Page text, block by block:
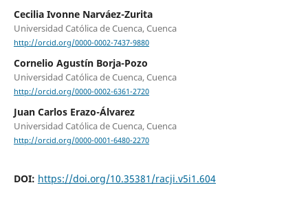
Cecilia Ivonne Narváez-Zurita
Universidad Católica de Cuenca, Cuenca
http://orcid.org/0000-0002-7437-9880
Cornelio Agustín Borja-Pozo
Universidad Católica de Cuenca, Cuenca
http://orcid.org/0000-0002-6361-2720
Juan Carlos Erazo-Álvarez
Universidad Católica de Cuenca, Cuenca
http://orcid.org/0000-0001-6480-2270
DOI: https://doi.org/10.35381/racji.v5i1.604